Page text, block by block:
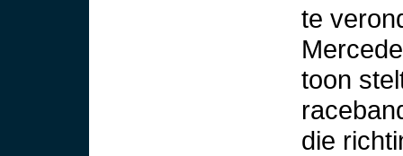
te
toon
die